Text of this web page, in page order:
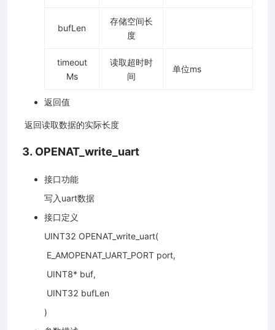
bufLen
存储空间长
度
timeout
Ms
读取超时时
间
单位ms
返回值
​ 返回读取数据的实际长度
3. OPENAT_write_uart
接口功能
写入uart数据
接口定义
UINT32 OPENAT_write_uart(
​ E_AMOPENAT_UART_PORT port,
​ UINT8* buf,
​ UINT32 bufLen
)